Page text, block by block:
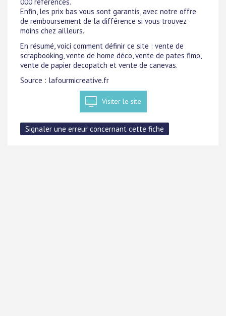
Enfin, les prix bas vous sont garantis, avec notre offre
de remboursement de la différence si vous trouvez
moins chez ailleurs.
En résumé, voici comment définir ce site : vente de
scrapbooking, vente de home déco, vente de pates fimo,
vente de papier decopatch et vente de canevas.
Source : lafourmicreative.fr
Visiter le site